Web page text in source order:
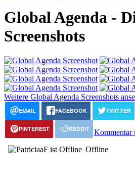
Global Agenda -
Screenshots
Weitere Global Agenda Screenshots
EMAIL FACEBOOK TWITTER
PINTEREST REDDIT Kommentar
Offline